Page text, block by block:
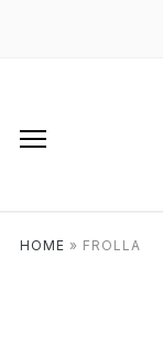
HOME » FROLLA